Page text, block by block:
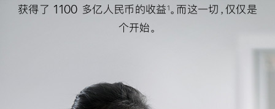
获得了 1100 多亿人民币的收益1。而这一切，仅仅是
个开始。